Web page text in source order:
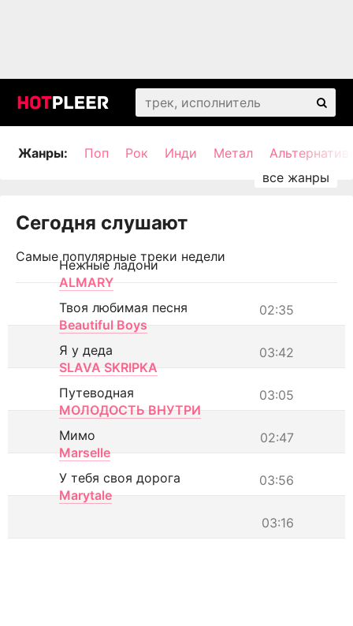
Жанры: Поп Рок Инди Метал
Сегодня слушают
Самые популярные треки недели
Нежные ладони
ALMARY
02:35
Твоя любимая песня
Beautiful Boys
03:42
Я у деда
SLAVA SKRIPKA
03:05
Путеводная
МОЛОДОСТЬ ВНУТРИ
02:47
Мимо
Marselle
03:56
У тебя своя дорога
Marytale
03:16